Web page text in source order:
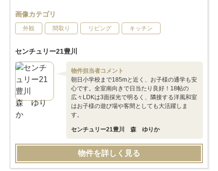
画像カテゴリ
外観 間取り リビング キッチン
センチュリー21豊川
物件担当者コメント
朝日小学校まで185mと近く、お子様の通学も安
心です。全室南向きで日当たり良好！18帖の
広々LDKは3面採光で明るく、隣接する洋風和室
はお子様の遊び場や客間としても大活躍しま
す。
センチュリー21豊川 森 ゆりか
物件を詳しく見る